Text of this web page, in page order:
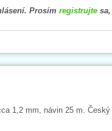
Prosím registrujtesa,
1,2 mm, návin 25 m. Český